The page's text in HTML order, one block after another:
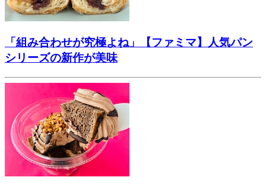
「組み合わせが究極よね」【ファミマ】人気パン
シリーズの新作が美味